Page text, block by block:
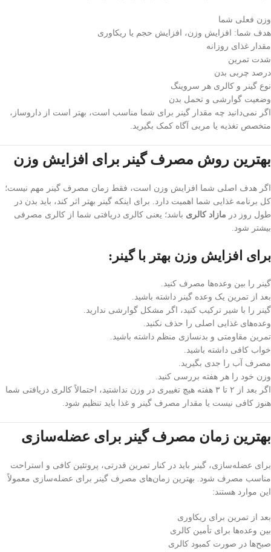
وزن فعلی شما
هدف شما: افزایش وزن، افزایش حجم یا ریکاوری
مقدار غذای روزانه
شدت تمرین
درصد چربی بدن
نوع گینر و کالری هر سروینگ
وضعیت گوارشی و تحمل بدن
اگر نمی‌دانید چه مقدار گینر برای شما مناسب است، بهتر است از داروساز،
متخصص تغذیه یا مربی آگاه کمک بگیرید.
بهترین روش مصرف گینر برای افزایش وزن
اگر هدف اصلی شما افزایش وزن است، فقط زمان مصرف گینر مهم نیست؛
کل برنامه غذایی شما اهمیت دارد. برای اینکه گینر بهتر اثر کند، باید بدن در
طول روز در مازاد کالری باشد؛ یعنی کالری دریافتی شما از کالری مصرفی
بیشتر شود.
برای افزایش وزن بهتر با گینر:
گینر را بین وعده‌ها مصرف کنید.
بعد از تمرین یک وعده گینر داشته باشید.
گینر را با شیر ترکیب کنید، اگر مشکل گوارشی ندارید.
وعده‌های غذایی اصلی را حذف نکنید.
تمرین مقاومتی و بدنسازی منظم داشته باشید.
خواب کافی داشته باشید.
مصرف آب را جدی بگیرید.
وزن خود را هر هفته بررسی کنید.
اگر بعد از ۲ تا ۳ هفته هیچ تغییری در وزن نداشتید، احتمالاً کالری دریافتی شما
هنوز کافی نیست یا مقدار مصرف گینر و غذا باید تنظیم شود.
بهترین زمان مصرف گینر برای عضله‌سازی
برای عضله‌سازی، گینر باید در کنار تمرین قدرتی، پروتئین کافی و استراحت
مناسب مصرف شود. بهترین زمان‌های مصرف گینر برای عضله‌سازی معمولاً
این موارد هستند:
بعد از تمرین برای ریکاوری
بین وعده‌ها برای تأمین کالری
صبح‌ها در صورت کمبود کالری